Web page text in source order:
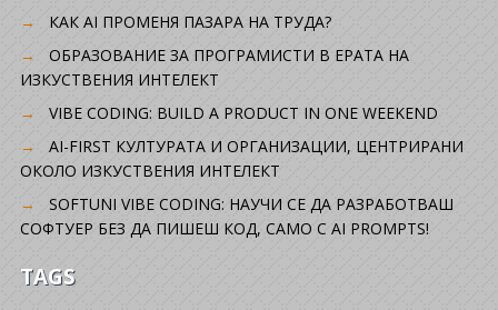
КАК AI ПРОМЕНЯ ПАЗАРА НА ТРУДА?
ОБРАЗОВАНИЕ ЗА ПРОГРАМИСТИ В ЕРАТА НА
ИЗКУСТВЕНИЯ ИНТЕЛЕКТ
VIBE CODING: BUILD A PRODUCT IN ONE WEEKEND
AI-FIRST КУЛТУРАТА И ОРГАНИЗАЦИИ, ЦЕНТРИРАНИ
ОКОЛО ИЗКУСТВЕНИЯ ИНТЕЛЕКТ
SOFTUNI VIBE CODING: НАУЧИ СЕ ДА РАЗРАБОТВАШ
СОФТУЕР БЕЗ ДА ПИШЕШ КОД, САМО С AI PROMPTS!
TAGS